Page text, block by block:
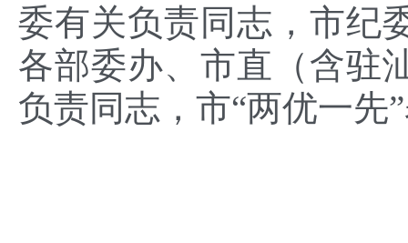
委有关负责同志，市纪
各部委办、市直（含驻
负责同志 ， 市“两优一先